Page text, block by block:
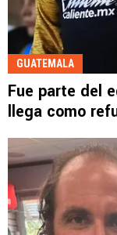
GUATEMALA
Fue parte del
llega como